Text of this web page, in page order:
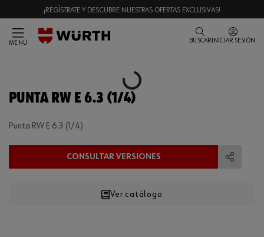
¡REGÍSTRATE Y DESCUBRE NUESTRAS OFERTAS EXCLUSIVAS!
MENÚ BUSCAR INICIAR SESIÓN
Loading...
PUNTA RW E 6.3 (1/4)
Punta RW E 6.3 (1/4)
CONSULTAR VERSIONES
Ver catálogo